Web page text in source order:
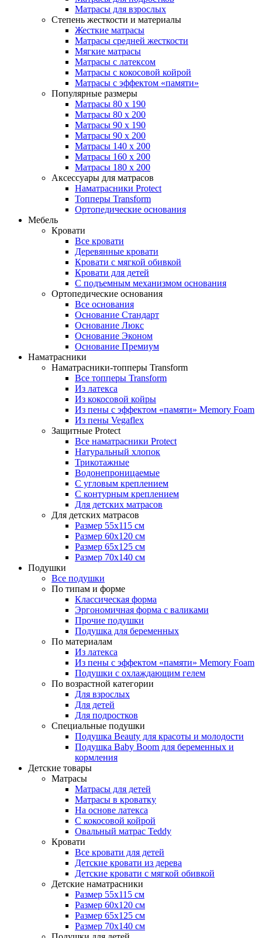
Матрасы для взрослых
Степень жесткости и материалы
Жесткие матрасы
Матрасы средней жесткости
Мягкие матрасы
Матрасы с латексом
Матрасы с кокосовой койрой
Матрасы с эффектом «памяти»
Популярные размеры
Матрасы 80 x 190
Матрасы 80 x 200
Матрасы 90 x 190
Матрасы 90 x 200
Матрасы 140 x 200
Матрасы 160 x 200
Матрасы 180 x 200
Аксессуары для матрасов
Наматрасники Protect
Топперы Transform
Ортопедические основания
Мебель
Кровати
Все кровати
Деревянные кровати
Кровати с мягкой обивкой
Кровати для детей
С подъемным механизмом основания
Ортопедические основания
Все основания
Основание Стандарт
Основание Люкс
Основание Эконом
Основание Премиум
Наматрасники
Наматрасники-топперы Transform
Все топперы Transform
Из латекса
Из кокосовой койры
Из пены с эффектом «памяти» Memory Foam
Из пены Vegaflex
Защитные Protect
Все наматрасники Protect
Натуральный хлопок
Трикотажные
Водонепроницаемые
С угловым креплением
С контурным креплением
Для детских матрасов
Для детских матрасов
Размер 55x115 см
Размер 60x120 см
Размер 65x125 см
Размер 70x140 см
Подушки
Все подушки
По типам и форме
Классическая форма
Эргономичная форма с валиками
Прочие подушки
Подушка для беременных
По материалам
Из латекса
Из пены с эффектом «памяти» Memory Foam
Подушки с охлаждающим гелем
По возрастной категории
Для взрослых
Для детей
Для подростков
Специальные подушки
Подушка Beauty для красоты и молодости
Подушка Baby Boom для беременных и
кормления
Детские товары
Матрасы
Матрасы для детей
Матрасы в кроватку
На основе латекса
С кокосовой койрой
Овальный матрас Teddy
Кровати
Все кровати для детей
Детские кровати из дерева
Детские кровати с мягкой обивкой
Детские наматрасники
Размер 55x115 см
Размер 60x120 см
Размер 65x125 см
Размер 70x140 см